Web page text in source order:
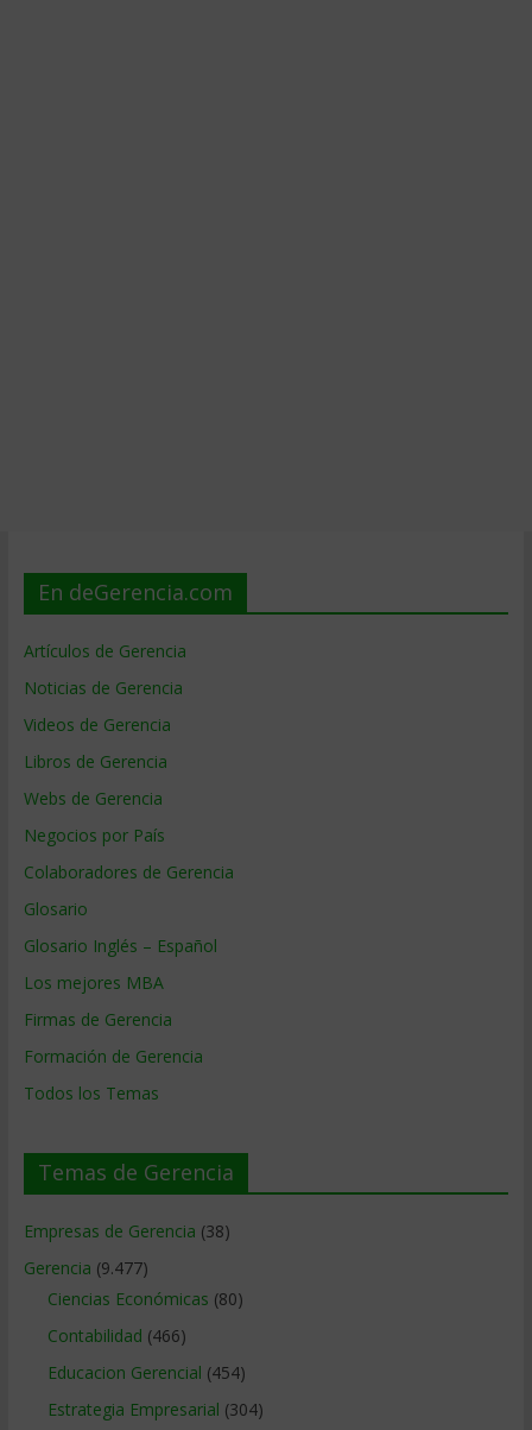
En deGerencia.com
Artículos de Gerencia
Noticias de Gerencia
Videos de Gerencia
Libros de Gerencia
Webs de Gerencia
Negocios por País
Colaboradores de Gerencia
Glosario
Glosario Inglés – Español
Los mejores MBA
Firmas de Gerencia
Formación de Gerencia
Todos los Temas
Temas de Gerencia
Empresas de Gerencia (38)
Gerencia (9.477)
Ciencias Económicas (80)
Contabilidad (466)
Educacion Gerencial (454)
Estrategia Empresarial (304)